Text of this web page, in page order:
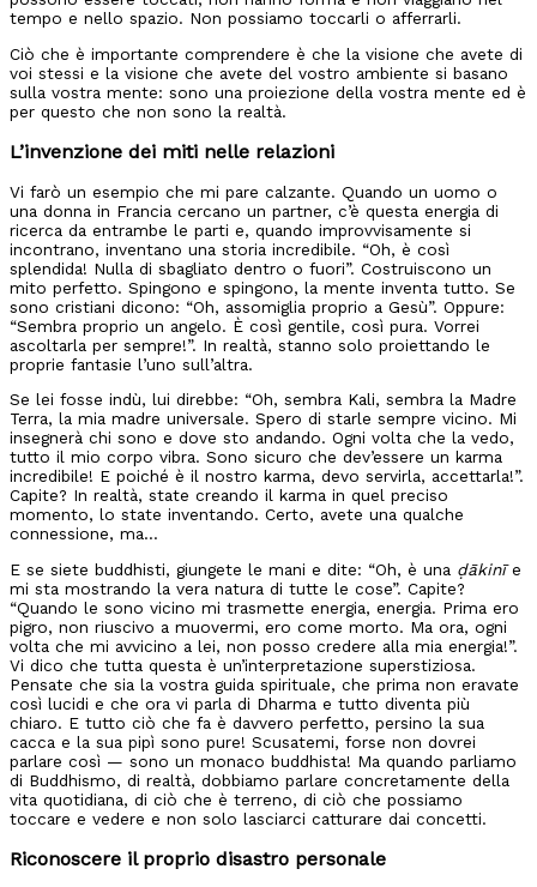
tempo e nello spazio. Non possiamo toccarli o afferrarli.
Ciò che è importante comprendere è che la visione che avete di
voi stessi e la visione che avete del vostro ambiente si basano
sulla vostra mente: sono una proiezione della vostra mente ed è
per questo che non sono la realtà.
L’invenzione dei miti nelle relazioni
Vi farò un esempio che mi pare calzante. Quando un uomo o
una donna in Francia cercano un partner, c’è questa energia di
ricerca da entrambe le parti e, quando improvvisamente si
incontrano, inventano una storia incredibile. “Oh, è così
splendida! Nulla di sbagliato dentro o fuori”. Costruiscono un
mito perfetto. Spingono e spingono, la mente inventa tutto. Se
sono cristiani dicono: “Oh, assomiglia proprio a Gesù”. Oppure:
“Sembra proprio un angelo. È così gentile, così pura. Vorrei
ascoltarla per sempre!”. In realtà, stanno solo proiettando le
proprie fantasie l’uno sull’altra.
Se lei fosse indù, lui direbbe: “Oh, sembra Kali, sembra la Madre
Terra, la mia madre universale. Spero di starle sempre vicino. Mi
insegnerà chi sono e dove sto andando. Ogni volta che la vedo,
tutto il mio corpo vibra. Sono sicuro che dev’essere un karma
incredibile! E poiché è il nostro karma, devo servirla, accettarla!”.
Capite? In realtà, state creando il karma in quel preciso
momento, lo state inventando. Certo, avete una qualche
connessione, ma…
E se siete buddhisti, giungete le mani e dite: “Oh, è una ḍākinīe
mi sta mostrando la vera natura di tutte le cose”. Capite?
“Quando le sono vicino mi trasmette energia, energia. Prima ero
pigro, non riuscivo a muovermi, ero come morto. Ma ora, ogni
volta che mi avvicino a lei, non posso credere alla mia energia!”.
Vi dico che tutta questa è un’interpretazione superstiziosa.
Pensate che sia la vostra guida spirituale, che prima non eravate
così lucidi e che ora vi parla di Dharma e tutto diventa più
chiaro. E tutto ciò che fa è davvero perfetto, persino la sua
cacca e la sua pipì sono pure! Scusatemi, forse non dovrei
parlare così — sono un monaco buddhista! Ma quando parliamo
di Buddhismo, di realtà, dobbiamo parlare concretamente della
vita quotidiana, di ciò che è terreno, di ciò che possiamo
toccare e vedere e non solo lasciarci catturare dai concetti.
Riconoscere il proprio disastro personale